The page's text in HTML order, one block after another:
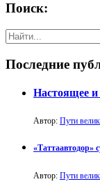
Поиск:
Последние
Настоящее и
Автор: Пути
«Таттаавтодор»
Автор: Пути